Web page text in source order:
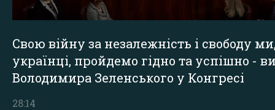
Свою війну за незалежність і свободу
українці, пройдемо гідно та успішно -
Володимира Зеленського у Конгресі
28:14